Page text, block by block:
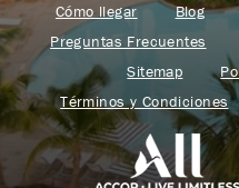
Cómo llegar
Blog
Preguntas Frecuentes
Sitemap
Términos y Condiciones